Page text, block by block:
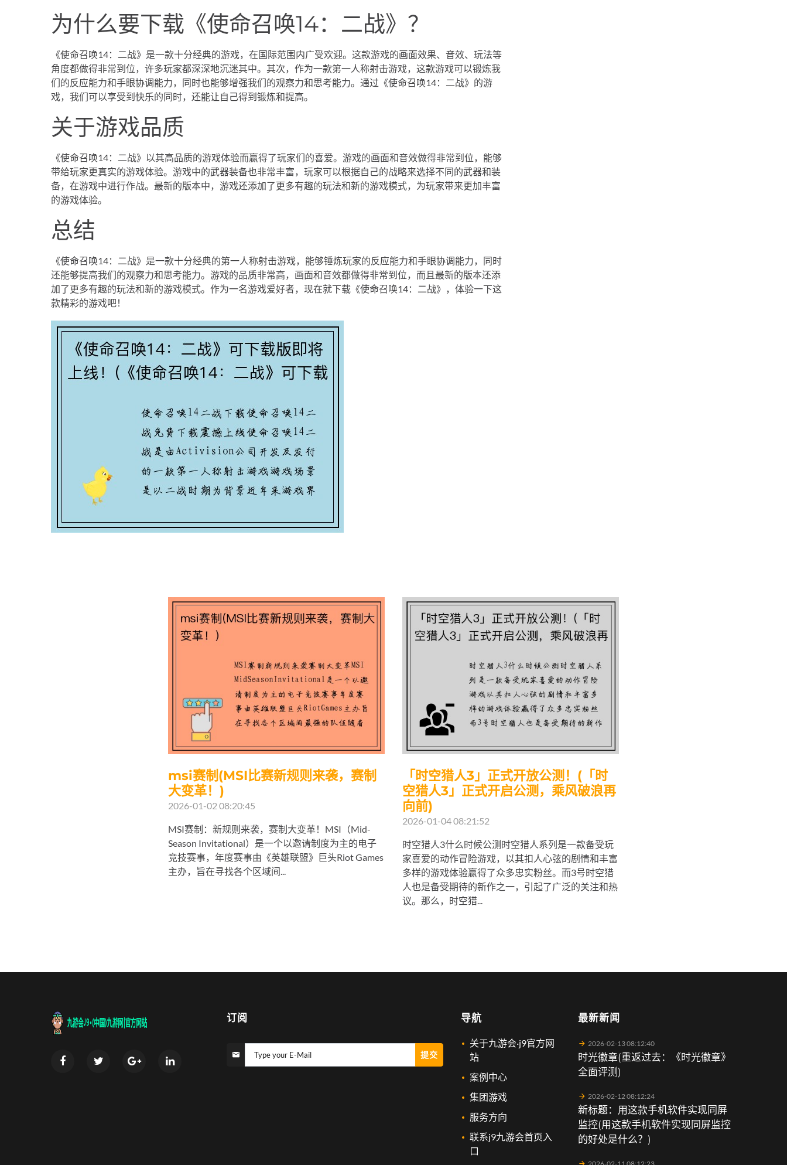
为什么要下载《使命召唤14：二战》？
《使命召唤14：二战》是一款十分经典的游戏，在国际范围内广受欢迎。这款游戏的画面效果、音效、玩法等
角度都做得非常到位，许多玩家都深深地沉迷其中。其次，作为一款第一人称射击游戏，这款游戏可以锻炼我
们的反应能力和手眼协调能力，同时也能够增强我们的观察力和思考能力。通过《使命召唤14：二战》的游
戏，我们可以享受到快乐的同时，还能让自己得到锻炼和提高。
关于游戏品质
《使命召唤14：二战》以其高品质的游戏体验而赢得了玩家们的喜爱。游戏的画面和音效做得非常到位，能够
带给玩家更真实的游戏体验。游戏中的武器装备也非常丰富，玩家可以根据自己的战略来选择不同的武器和装
备，在游戏中进行作战。最新的版本中，游戏还添加了更多有趣的玩法和新的游戏模式，为玩家带来更加丰富
的游戏体验。
总结
《使命召唤14：二战》是一款十分经典的第一人称射击游戏，能够锤炼玩家的反应能力和手眼协调能力，同时
还能够提高我们的观察力和思考能力。游戏的品质非常高，画面和音效都做得非常到位，而且最新的版本还添
加了更多有趣的玩法和新的游戏模式。作为一名游戏爱好者，现在就下载《使命召唤14：二战》，体验一下这
款精彩的游戏吧！
msi赛制(MSI比赛新规则来袭，赛制
大变革！)
2026-01-02 08:20:45
MSI赛制：新规则来袭，赛制大变革！MSI（Mid-
Season Invitational）是一个以邀请制度为主的电子
竞技赛事，年度赛事由《英雄联盟》巨头Riot Games
主办，旨在寻找各个区域间...
「时空猎人3」正式开放公测！(「时
空猎人3」正式开启公测，乘风破浪再
向前)
2026-01-04 08:21:52
时空猎人3什么时候公测时空猎人系列是一款备受玩
家喜爱的动作冒险游戏，以其扣人心弦的剧情和丰富
多样的游戏体验赢得了众多忠实粉丝。而3号时空猎
人也是备受期待的新作之一，引起了广泛的关注和热
议。那么，时空猎...
最新新闻
2026-02-13 08:12:40
时光徽章(重返过去：《时光徽章》
全面评测)
2026-02-12 08:12:24
新标题：用这款手机软件实现同屏
监控(用这款手机软件实现同屏监控
的好处是什么？)
导航
关于九游会·j9官方网
站
案例中心
集团游戏
服务方向
联系j9九游会首页入
口
订阅
Type your E-Mail 提交